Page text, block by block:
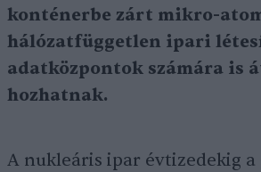
konténerbe zárt mikro-
hálózatfüggetlen ipari
adatközpontok számára is
hozhatnak.
A nukleáris ipar évtizedekig a